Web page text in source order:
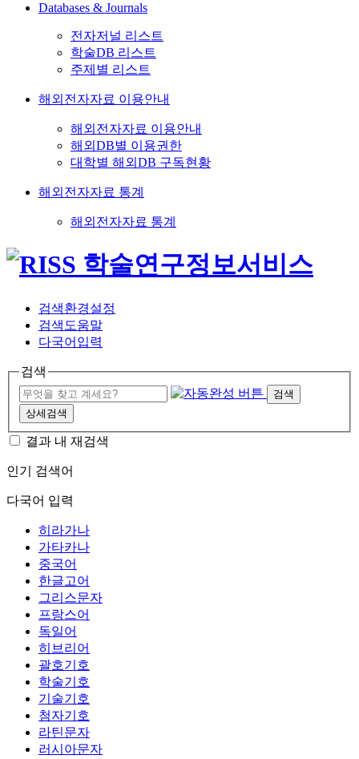
Databases & Journals
전자저널 리스트
학술DB 리스트
주제별 리스트
해외전자자료 이용안내
해외전자자료 이용안내
해외DB별 이용권한
대학별 해외DB 구독현황
해외전자자료 통계
해외전자자료 통계
검색환경설정
검색도움말
다국어입력
검색
검색
상세검색
결과 내 재검색
인기 검색어
다국어 입력
히라가나
가타카나
중국어
한글고어
그리스문자
프랑스어
독일어
히브리어
괄호기호
학술기호
기술기호
첨자기호
라틴문자
러시아문자